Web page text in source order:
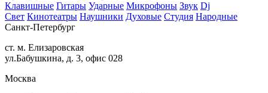
Клавишные Гитары Ударные Микрофоны Звук Dj
Свет Кинотеатры Наушники Духовые Студия Народные
Санкт-Петербург
ст. м. Елизаровская
ул.Бабушкина, д. 3, офис 028
Москва